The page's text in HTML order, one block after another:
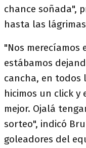
chance soñada",
hasta las
"Nos merecíamos
estábamos
cancha, en todos
hicimos un click y
mejor. Ojalá
sorteo", indicó
goleadores del